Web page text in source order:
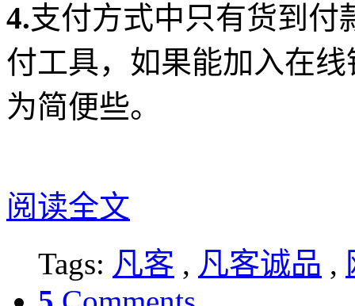
4.支付方式中只有货到付
付工具，如果能加入在
为简便些。
阅读全文
Tags: 凡客 , 凡客诚品 ,